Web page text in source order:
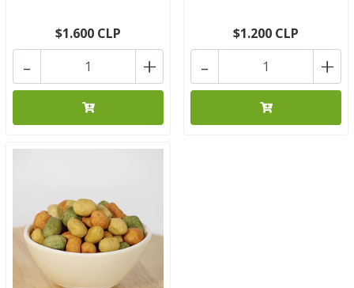
$1.600 CLP
+
-
$1.200 CLP
+
-